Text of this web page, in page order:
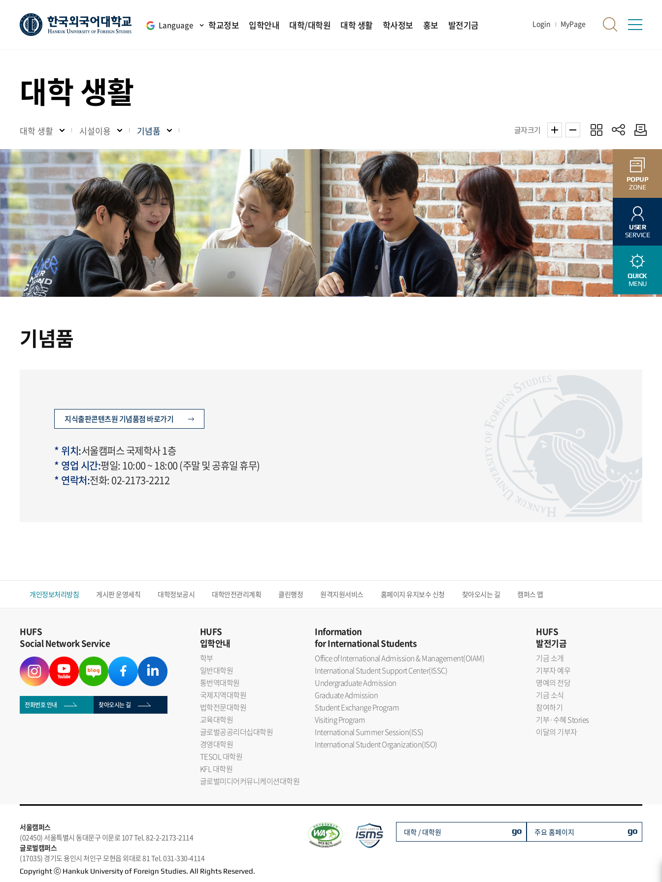
Language 학교정보 입학안내 대학/대학원 대학 생활 학사정보 홍보 발전기금 Login MyPage
POPUP
ZONE
USER
SERVICE
QUICK
MENU
대학 생활
대학 생활 시설이용 기념품 글자크기
기념품
지식출판콘텐츠원 기념품점 바로가기
* 위치:서울캠퍼스 국제학사 1층
* 영업 시간:평일: 10:00 ~ 18:00 (주말 및 공휴일 휴무)
* 연락처:전화: 02-2173-2212
개인정보처리방침 게시판 운영세칙 대학정보공시 대학안전관리계획 클린행정 원격지원서비스 홈페이지 유지보수 신청 찾아오시는 길 캠퍼스 맵
HUFS
Social Network Service
전화번호 안내 찾아오시는 길
HUFS
입학안내
학부
일반대학원
통번역대학원
국제지역대학원
법학전문대학원
교육대학원
글로벌공공리더십대학원
경영대학원
TESOL 대학원
KFL 대학원
글로벌미디어커뮤니케이션대학원
Information
for International Students
Office of International Admission & Management(OIAM)
International Student Support Center(ISSC)
Undergraduate Admission
Graduate Admission
Student Exchange Program
Visiting Program
International Summer Session(ISS)
International Student Organization(ISO)
HUFS
발전기금
기금 소개
기부자 예우
명예의 전당
기금 소식
참여하기
기부·수혜 Stories
이달의 기부자
서울캠퍼스
(02450) 서울특별시 동대문구 이문로 107 Tel. 82-2-2173-2114
글로벌캠퍼스
(17035) 경기도 용인시 처인구 모현읍 외대로 81 Tel. 031-330-4114
Copyright ⓒ Hankuk University of Foreign Studies. All Rights Reserved.
대학 / 대학원 go 주요 홈페이지 go